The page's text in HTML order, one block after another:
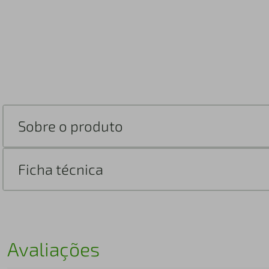
Sobre o produto
Ficha técnica
Avaliações